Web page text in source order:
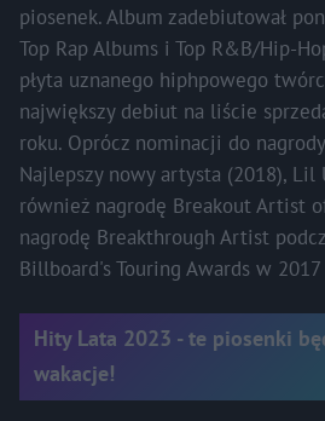
piosenek. Album zadebiutował
Top Rap Albums i Top R&B/Hip-
płyta uznanego hiphpowego
największy debiut na liście
roku. Oprócz nominacji do
Najlepszy nowy artysta (2018), Lil
również nagrodę Breakout Artist
nagrodę Breakthrough Artist
Billboard's Touring Awards w
Hity Lata 2023 - te piosenki
wakacje!